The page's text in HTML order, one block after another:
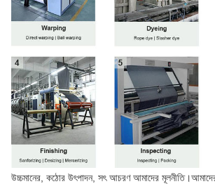
উচ্চমানের, কঠোর উৎপাদন, সৎ আচরণ আমাদের